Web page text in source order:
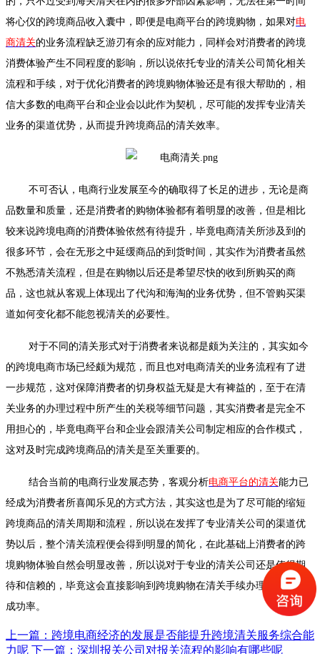
将心仪的跨境商品收入囊中，即便是电商平台的跨境购物，如果对电
商清关的业务流程缺乏游刃有余的应对能力，同样会对消费者的跨境
消费体验产生不同程度的影响，所以说依托专业的清关公司简化相关
流程和手续，对于优化消费者的跨境购物体验还是有很大帮助的，相
信大多数的电商平台和企业会以此作为契机，尽可能的发挥专业清关
业务的渠道优势，从而提升跨境商品的清关效率。
不可否认，电商行业发展至今的确取得了长足的进步，无论是商
品数量和质量，还是消费者的购物体验都有着明显的改善，但是相比
较来说跨境电商的消费体验依然有待提升，毕竟电商清关所涉及到的
很多环节，会在无形之中延缓商品的到货时间，其实作为消费者虽然
不熟悉清关流程，但是在购物以后还是希望尽快的收到所购买的商
品，这也就从客观上体现出了代沟和海淘的业务优势，但不管购买渠
道如何变化都不能忽视清关的必要性。
对于不同的清关形式对于消费者来说都是颇为关注的，其实如今
的跨境电商市场已经颇为规范，而且也对电商清关的业务流程有了进
一步规范，这对保障消费者的切身权益无疑是大有裨益的，至于在清
关业务的办理过程中所产生的关税等细节问题，其实消费者是完全不
用担心的，毕竟电商平台和企业会跟清关公司制定相应的合作模式，
这对及时完成跨境商品的清关是至关重要的。
结合当前的电商行业发展态势，客观分析电商平台的清关能力已
经成为消费者所喜闻乐见的方式方法，其实这也是为了尽可能的缩短
跨境商品的清关周期和流程，所以说在发挥了专业清关公司的渠道优
势以后，整个清关流程便会得到明显的简化，在此基础上消费者的跨
境购物体验自然会明显改善，所以说对于专业的清关公司还是值得期
待和信赖的，毕竟这会直接影响到跨境购物在清关手续办理过程中的
成功率。
上一篇：跨境电商经济的发展是否能提升跨境清关服务综合能
力呢 下一篇：深圳报关公司对报关流程的影响有哪些呢